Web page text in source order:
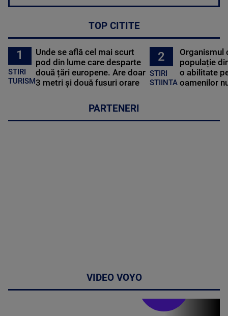
TOP CITITE
1
STIRI
TURISM
Unde se află cel mai scurt
pod din lume care desparte
două țări europene. Are doar
3 metri și două fusuri orare
2
STIRI
STIINTA
Organismul
populație
o abilitate
oamenilor
PARTENERI
VIDEO VOYO